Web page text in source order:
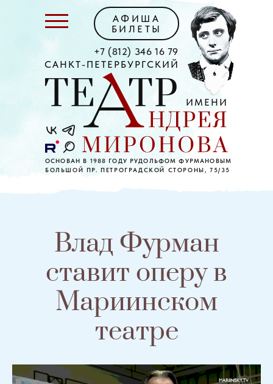
САНКТ-ПЕТЕРБУРГСКИЙ
ИМЕНИ
ОСНОВАН В 1988 ГОДУ РУДОЛЬФОМ ФУРМАНОВЫМ
+7 (812) 346 16 79
БОЛЬШОЙ ПР. ПЕТРОГРАДСКОЙ СТОРОНЫ, 75/35
АФИША
БИЛЕТЫ
Влад Фурман
ставит оперу в
Мариинском
театре